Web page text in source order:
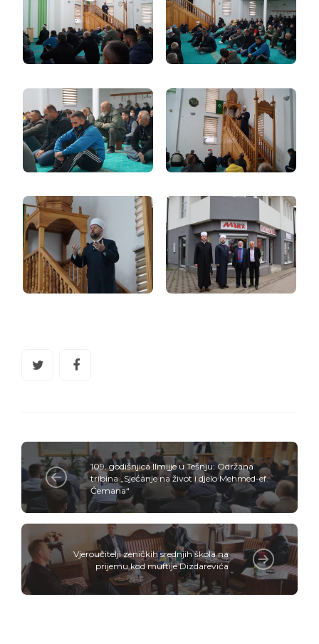
109. godišnjica Ilmijje u Tešnju: Održana
tribina „Sjećanje na život i djelo Mehmed-ef.
Ćemana“
Vjeroučitelji zeničkih srednjih škola na
prijemu kod muftije Dizdarevića